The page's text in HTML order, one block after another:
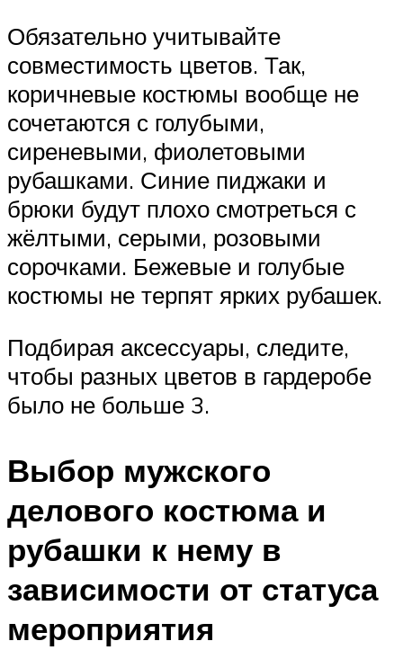
Обязательно учитывайте
совместимость цветов. Так,
коричневые костюмы вообще не
сочетаются с голубыми,
сиреневыми, фиолетовыми
рубашками. Синие пиджаки и
брюки будут плохо смотреться с
жёлтыми, серыми, розовыми
сорочками. Бежевые и голубые
костюмы не терпят ярких рубашек.
Подбирая аксессуары, следите,
чтобы разных цветов в гардеробе
было не больше 3.
Выбор мужского
делового костюма и
рубашки к нему в
зависимости от статуса
мероприятия